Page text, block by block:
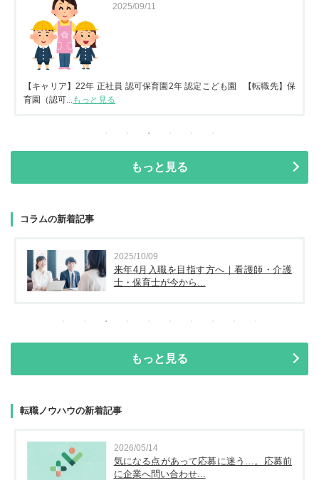
2025/09/11
【キャリア】22年 正社員 認可保育園2年 認定こども園 【転職先】保
育園（認可...
もっと見る
もっと見る
コラムの新着記事
2025/10/09
来年4月入職を目指す方へ｜看護師・介護
士・保育士が今から...
もっと見る
転職ノウハウの新着記事
2026/05/14
気になる点があって応募に迷う…。応募前
に企業へ問い合わせ...